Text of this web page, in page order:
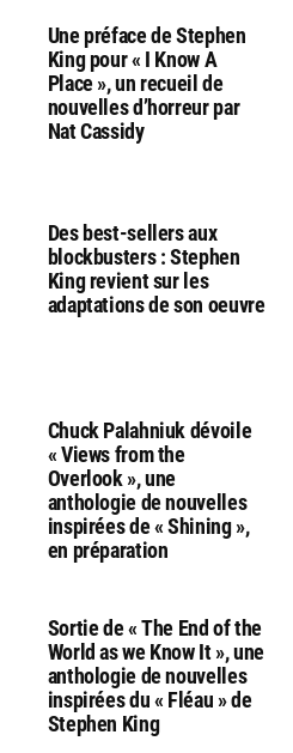
Une préface de Stephen
King pour « I Know A
Place », un recueil de
nouvelles d’horreur par
Nat Cassidy
Des best-sellers aux
blockbusters : Stephen
King revient sur les
adaptations de son oeuvre
Chuck Palahniuk dévoile
« Views from the
Overlook », une
anthologie de nouvelles
inspirées de « Shining »,
en préparation
Sortie de « The End of the
World as we Know It », une
anthologie de nouvelles
inspirées du « Fléau » de
Stephen King